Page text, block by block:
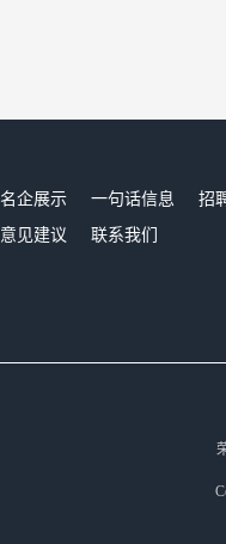
名企展示 一句话信息 招
意见建议 联系我们